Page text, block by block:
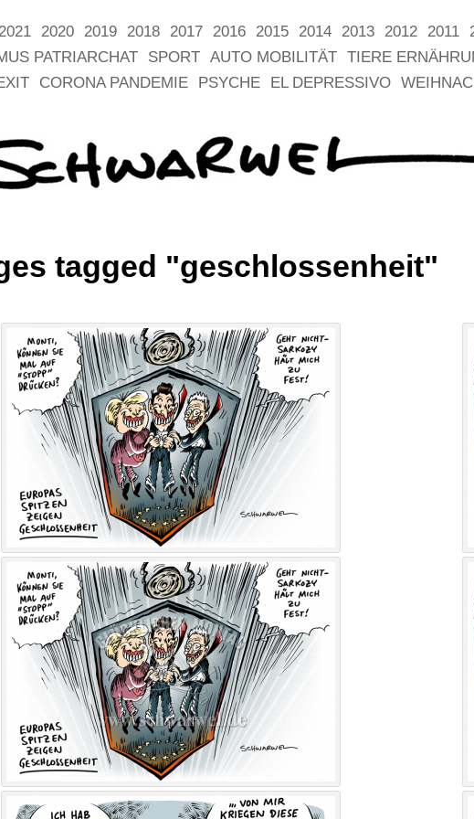
2021 2020 2019 2018 2017 2016 2015 2014 2013 2012 2011
PATRIARCHAT SPORT AUTO MOBILITÄT TIERE
CORONA PANDEMIE PSYCHE EL DEPRESSIVO
tagged "geschlossenheit"